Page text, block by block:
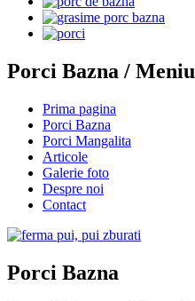
Porci Bazna / Meniu
Prima pagina
Porci Bazna
Porci Mangalita
Articole
Galerie foto
Despre noi
Contact
Porci Bazna